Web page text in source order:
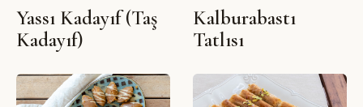
Yassı Kadayıf (Taş
Kadayıf)
Kalburabastı
Tatlısı